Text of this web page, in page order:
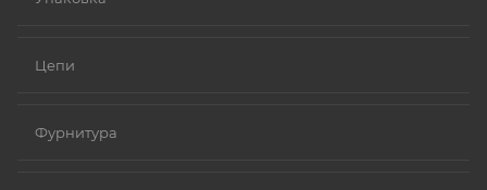
Цепи
Фурнитура